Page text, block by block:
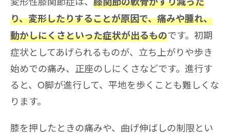
り、変形したりすることが原因で、痛みや腫れ、
動かしにくさといった症状が出るものです。初期
症状としてあげられるものが、立ち上がりや歩き
始めでの痛み、正座のしにくさなどです。進行す
ると、O脚が進行して、平地を歩くことも難しくな
ります。
膝を押したときの痛みや、曲げ伸ばしの制限とい